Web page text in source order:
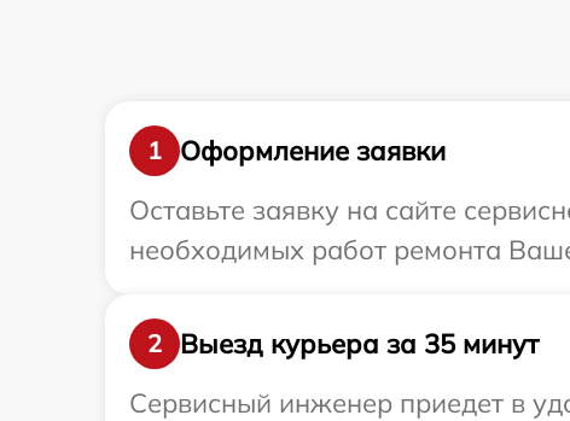
1
Оформление заявки
Оставьте заявку на сайте
необходимых работ ремонта
2
Выезд курьера за 35 минут
Сервисный инженер приедет в